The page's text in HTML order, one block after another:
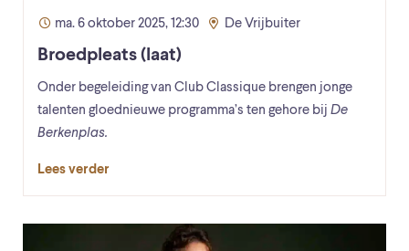
ma. 6 oktober 2025, 12:30 De Vrijbuiter
Broedpleats (laat)
Onder begeleiding van Club Classique brengen jonge
talenten gloednieuwe programma’s ten gehore bij De
Berkenplas.
Lees verder